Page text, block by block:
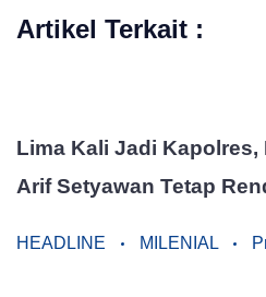
Artikel Terkait :
Lima Kali Jadi
Arif Setyawan Tetap
HEADLINE MILENIAL